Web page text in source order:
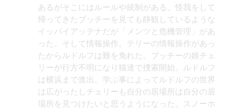
あるがそこにはルールや統制がある。怪我をして
帰ってきたブッチーを見ても静観しているような
イッパイアッテナだが「メンツと危機管理」があ
った。そして情報操作。テリーの情報操作があっ
たからルドルフは難を免れた。ブッチーの娘チェ
リーが行方不明になり猫達で捜索開始。ルドルフ
は横浜まで進出。学ぶ事によってルドルフの世界
は広がったしチェリーも自分の居場所は自分の居
場所を見つけたいと思うようになった。スノーホ